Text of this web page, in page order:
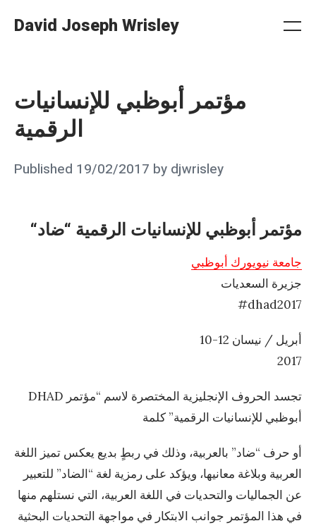
David Joseph Wrisley
مؤتمر أبوظبي للإنسانيات
الرقمية
Posted
Published 19/02/2017 by djwrisley
“مؤتمر أبوظبي للإنسانيات الرقمية “ضاد
جامعة نيويورك أبوظبي
جزيرة السعديات
#dhad2017
أبريل / نيسان 12-10
2017
DHAD تجسد الحروف الإنجليزية المختصرة لاسم “مؤتمر
أبوظبي للإنسانيات الرقمية” كلمة
أو حرف “ضاد” بالعربية، وذلك في ربطٍ بديع يعكس تميز اللغة
العربية وبلاغة معانيها، ويؤكد على رمزية لغة “الضاد” للتعبير
عن الجماليات والتحديات في اللغة العربية، التي نستلهم منها
في هذا المؤتمر جوانب الابتكار في مواجهة التحديات البحثية